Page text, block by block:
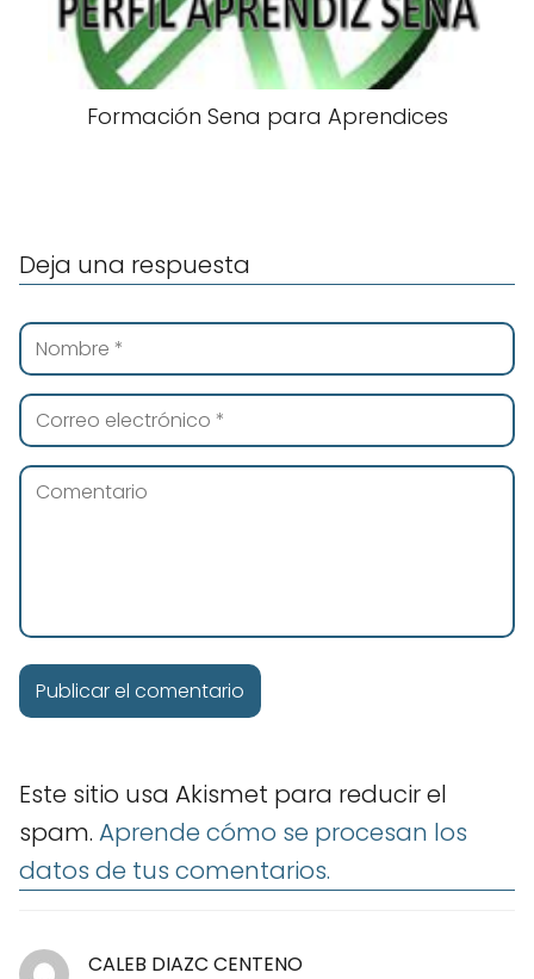
Formación Sena para Aprendices
CALEB DIAZC CENTENO
Deja una respuesta
Este sitio usa Akismet para reducir el
spam. Aprende cómo se procesan los
datos de tus comentarios.